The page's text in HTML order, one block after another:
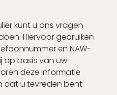
kunt u ons vragen
Hiervoor gebruiken
en NAW-
op basis van uw
deze informatie
dat u tevreden bent